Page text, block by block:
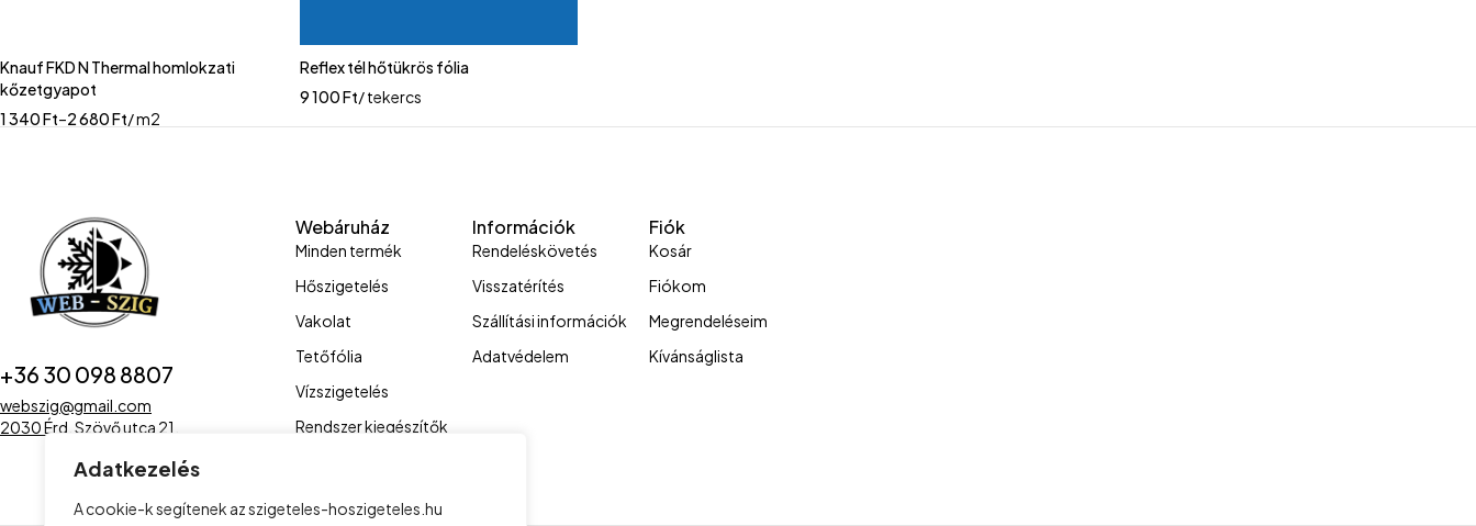
Adatkezelés
A cookie-k segítenek az szigeteles-hoszigeteles.hu
Knauf FKD N Thermal homlokzati
kőzetgyapot
1 340Ft–2 680Ft/ m2
Reflex tél hőtükrös fólia
9 100Ft/ tekercs
+36 30 098 8807
webszig@gmail.com
2030 Érd, Szövő utca 21.
Webáruház
Minden termék
Hőszigetelés
Vakolat
Tetőfólia
Vízszigetelés
Rendszer kiegészítők
Információk
Rendeléskövetés
Visszatérítés
Szállítási információk
Adatvédelem
Fiók
Kosár
Fiókom
Megrendeléseim
Kívánságlista